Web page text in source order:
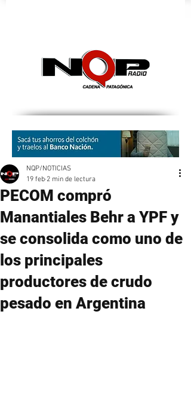
PECOM compró
Manantiales Behr a YPF y
se consolida como uno de
los principales
productores de crudo
pesado en Argentina
NQP/NOTICIAS
19 feb 2 min de lectura